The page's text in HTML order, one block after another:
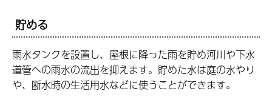
貯める
雨水タンクを設置し、屋根に降った雨を貯め河川や下水
道管への雨水の流出を抑えます。貯めた水は庭の水やり
や、断水時の生活用水などに使うことができます。